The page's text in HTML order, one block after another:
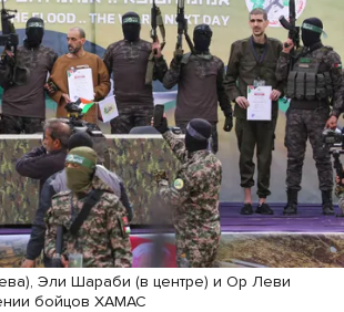
Эли Шараби (в центре) и Ор Леви
бойцов ХАМАС